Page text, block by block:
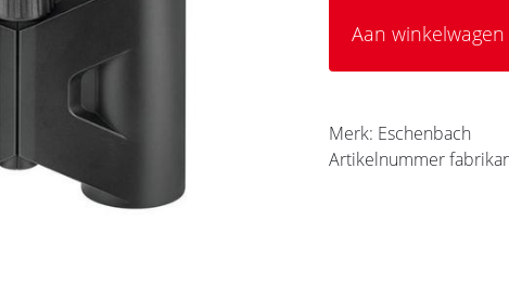
Aan
Merk: Eschenbach
Artikelnummer